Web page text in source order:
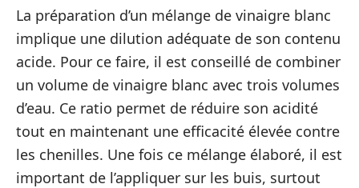
La préparation d’un mélange de vinaigre blanc
implique une dilution adéquate de son contenu
acide. Pour ce faire, il est conseillé de combiner
un volume de vinaigre blanc avec trois volumes
d’eau. Ce ratio permet de réduire son acidité
tout en maintenant une efficacité élevée contre
les chenilles. Une fois ce mélange élaboré, il est
important de l’appliquer sur les buis, surtout